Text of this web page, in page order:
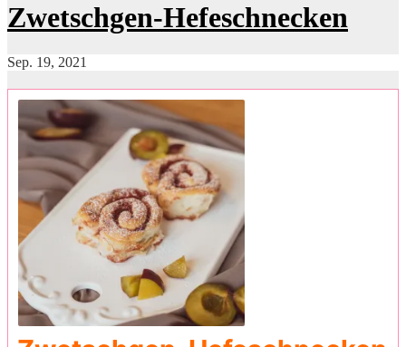
Zwetschgen-Hefeschnecken
Sep. 19, 2021